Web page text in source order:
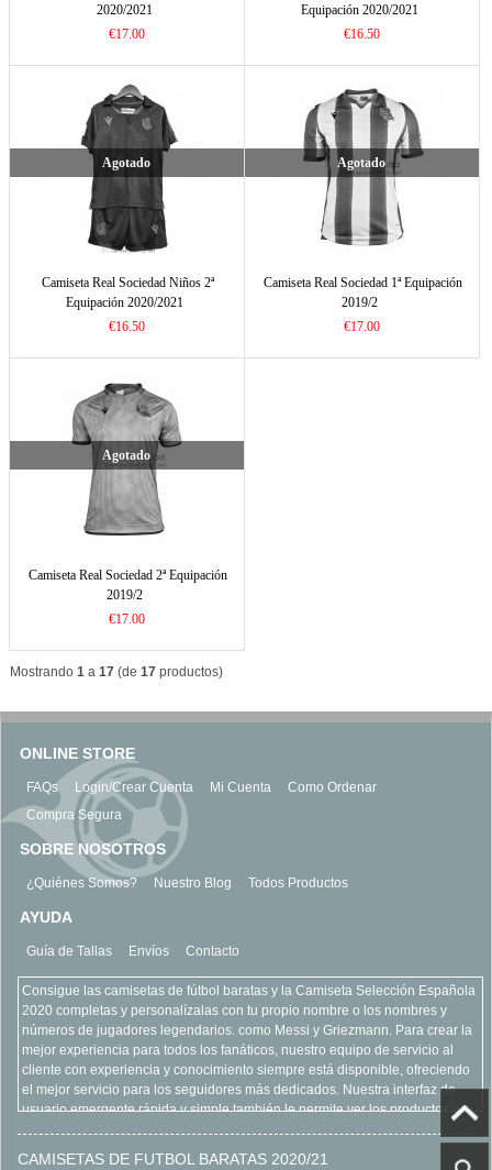
2020/2021
€17.00
Equipación 2020/2021
€16.50
Agotado
Camiseta Real Sociedad Niños 2ª
Equipación 2020/2021
€16.50
Agotado
Camiseta Real Sociedad 1ª Equipación
2019/2
€17.00
Agotado
Camiseta Real Sociedad 2ª Equipación
2019/2
€17.00
Mostrando 1a 17(de 17productos)
ONLINE STORE
FAQs Login/Crear Cuenta Mi Cuenta
Como Ordenar
Compra Segura
SOBRE NOSOTROS
¿Quiénes Somos? Nuestro Blog Todos Productos
AYUDA
Guía de Tallas Envíos Contacto
Consigue las camisetas de fútbol baratas y la Camiseta Selección Española
2020 completas y personalízalas con tu propio nombre o los nombres y
números de jugadores legendarios. como Messi y Griezmann. Para crear la
mejor experiencia para todos los fanáticos, nuestro equipo de servicio al
cliente con experiencia y conocimiento siempre está disponible, ofreciendo
el mejor servicio para los seguidores más dedicados. Nuestra interfaz de
usuario emergente rápida y simple también le permite ver los productos y
CAMISETAS DE FUTBOL BARATAS 2020/21